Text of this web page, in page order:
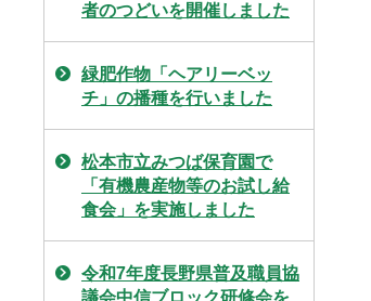
者のつどいを開催しました
緑肥作物「ヘアリーベッ
チ」の播種を行いました
松本市立みつば保育園で
「有機農産物等のお試し給
食会」を実施しました
令和7年度長野県普及職員協
議会中信ブロック研修会を